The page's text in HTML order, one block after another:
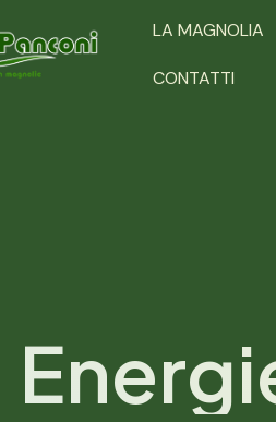
LA MAGNOLIA
CONTATTI